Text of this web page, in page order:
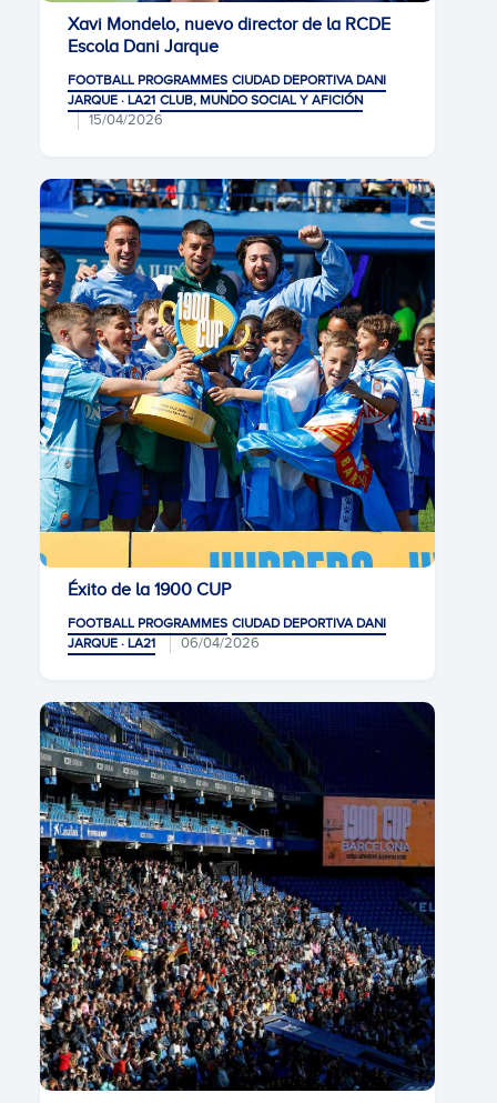
Xavi Mondelo, nuevo director de la RCDE
Escola Dani Jarque
FOOTBALL PROGRAMMES CIUDAD DEPORTIVA DANI
JARQUE · LA21 CLUB, MUNDO SOCIAL Y AFICIÓN
15/04/2026
Éxito de la 1900 CUP
FOOTBALL PROGRAMMES CIUDAD DEPORTIVA DANI
JARQUE · LA21
06/04/2026